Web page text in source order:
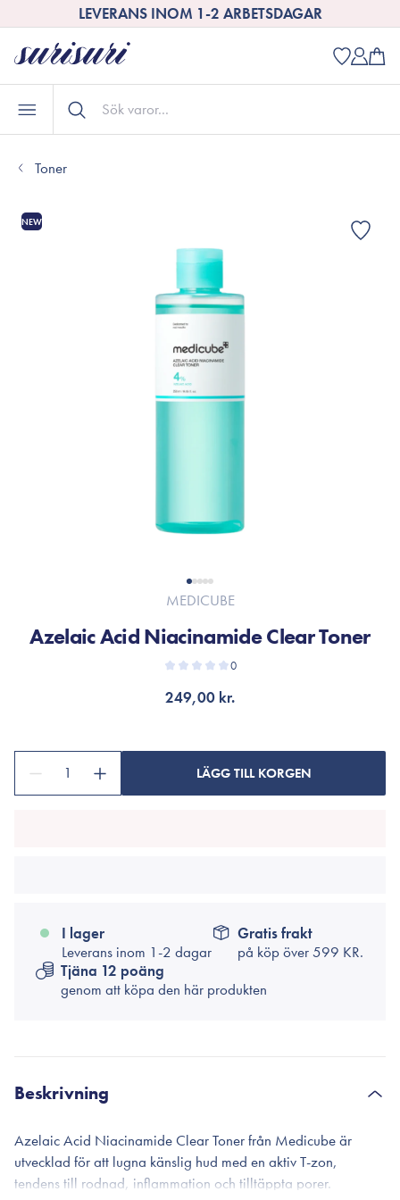
LEVERANS INOM 1-2 ARBETSDAGAR
Toner
NEW
MEDICUBE
Azelaic Acid Niacinamide Clear Toner
0
249,00 kr.
1 LÄGG TILL KORGEN
I lager
Leverans inom 1-2 dagar
Gratis frakt
på köp över599 KR.
Tjäna 12 poäng
genom att köpa den här produkten
Beskrivning
Azelaic Acid Niacinamide Clear Toner från Medicube är
utvecklad för att lugna känslig hud med en aktiv T-zon,
tendens till rodnad, inflammation och tilltäppta porer.